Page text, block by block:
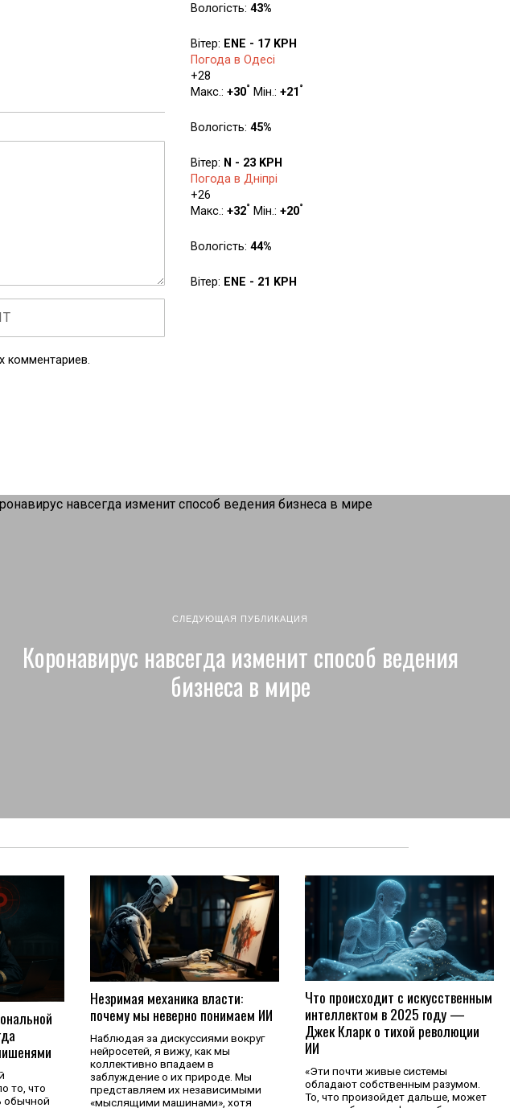
комментариев.
Вологість: 43%
Вітер: ENE - 17 KPH
Погода в Одесі
+28
Макс.: +30° Мін.: +21 °
Вологість: 45%
Вітер: N - 23 KPH
Погода в Дніпрі
+26
Макс.: +32° Мін.: +20°
Вологість: 44%
Вітер: ENE - 21 KPH
СЛЕДУЮЩАЯ ПУБЛИКАЦИЯ
Коронавирус навсегда изменит способ ведения
бизнеса в мире
то, что
обычной
Незримая механика власти:
почему мы неверно понимаем ИИ
Наблюдая за дискуссиями вокруг
нейросетей, я вижу, как мы
коллективно впадаем в
заблуждение о их природе. Мы
представляем их независимыми
«мыслящими машинами», хотя
Что происходит с искусственным
интеллектом в 2025 году —
Джек Кларк о тихой революции
ИИ
«Эти почти живые системы
обладают собственным разумом.
То, что произойдет дальше, может